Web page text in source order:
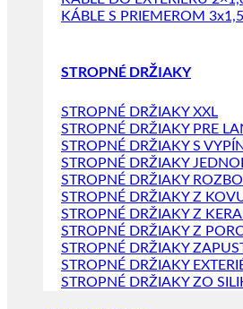
KÁBLE S PRIEMEROM
STROPNÉ DRŽIAKY
STROPNÉ DRŽIAKY XXL
STROPNÉ DRŽIAKY PRE
STROPNÉ DRŽIAKY S
STROPNÉ DRŽIAKY
STROPNÉ DRŽIAKY
STROPNÉ DRŽIAKY Z
STROPNÉ DRŽIAKY Z
STROPNÉ DRŽIAKY Z
STROPNÉ DRŽIAKY
STROPNÉ DRŽIAKY
STROPNÉ DRŽIAKY ZO